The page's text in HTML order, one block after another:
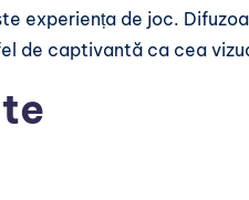
experiența de joc.
de captivantă ca cea